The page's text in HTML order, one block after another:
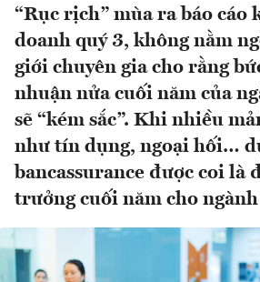
“Rục rịch” mùa ra báo cáo
doanh quý 3, không nằm
giới chuyên gia cho rằng
nhuận nửa cuối năm của
sẽ “kém sắc”. Khi nhiều
như tín dụng, ngoại hối…
bancassurance được coi là
trưởng cuối năm cho